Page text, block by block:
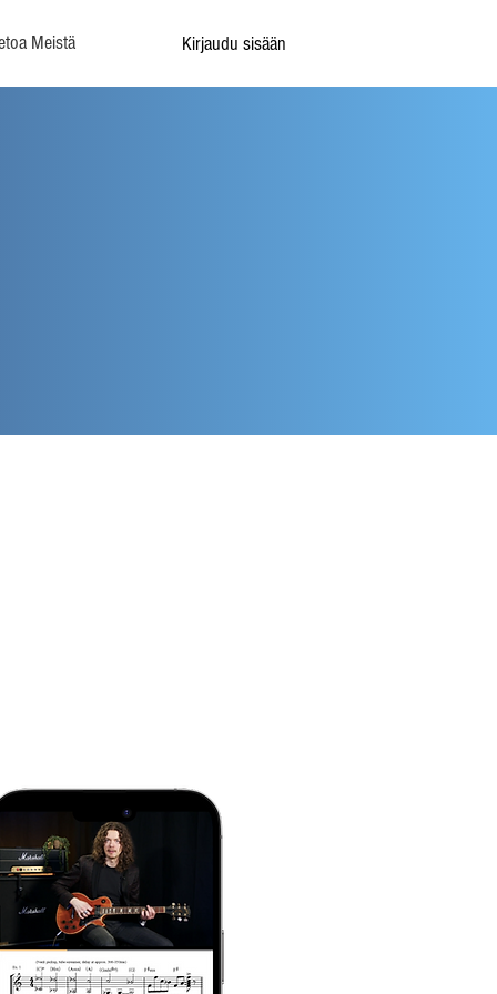
Meistä Kirjaudu sisään